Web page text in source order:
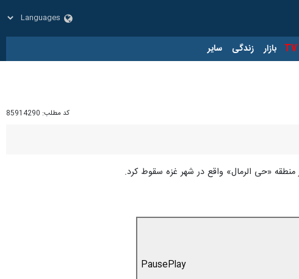
بازار زندگی سایر
کد مطلب: 85914290